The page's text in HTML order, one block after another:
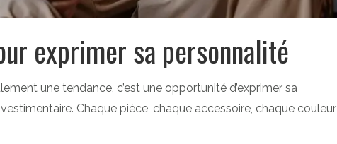
exprimer sa personnalité
une tendance, c’est une opportunité d’exprimer sa
Chaque pièce, chaque accessoire, chaque couleur